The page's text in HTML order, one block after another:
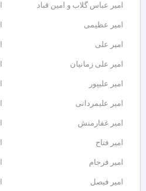
امیر عباس گلاب و امین قباد
امیر عظیمی
امیر علی
امیر علی زمانیان
امیر علیپور
امیر علیمردانی
امیر غفارمنش
امیر فتاح
امیر فرجام
امیر فیصل